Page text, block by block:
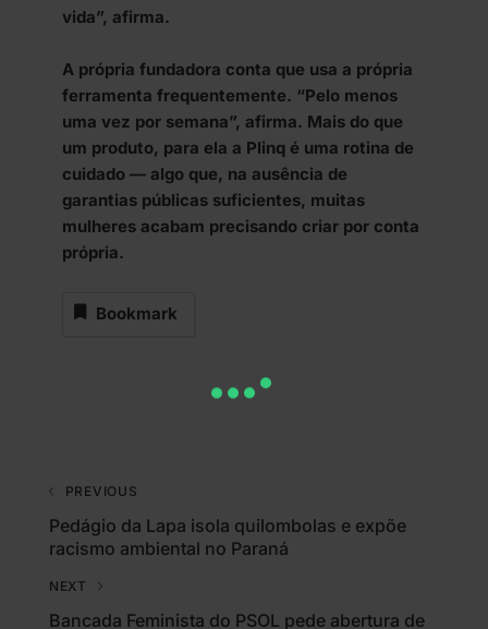
vida”, afirma.
A própria fundadora conta que usa a própria
ferramenta frequentemente. “Pelo menos
uma vez por semana”, afirma. Mais do que
um produto, para ela a Plinq é uma rotina de
cuidado — algo que, na ausência de
garantias públicas suficientes, muitas
mulheres acabam precisando criar por conta
própria.
Bookmark
PREVIOUS
Pedágio da Lapa isola quilombolas e expõe
racismo ambiental no Paraná
NEXT
Bancada Feminista do PSOL pede abertura de